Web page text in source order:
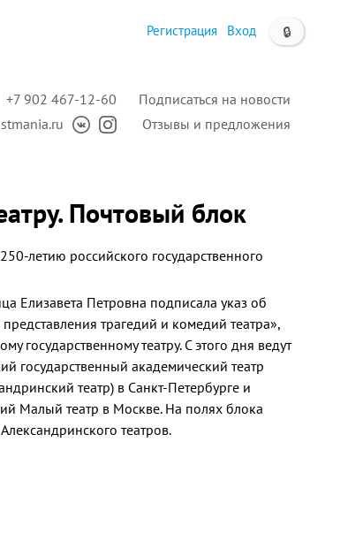
🔒
Регистрация Вход
Подписаться на новости
Отзывы и предложения
+7 902 467-12-60
Почтовый блок
летию российского государственного
Елизавета Петровна подписала указ об
трагедий и комедий театра»,
государственному театру. С этого дня ведут
государственный академический театр
театр) в Санкт-Петербурге и
Малый театр в Москве. На полях блока
театров.